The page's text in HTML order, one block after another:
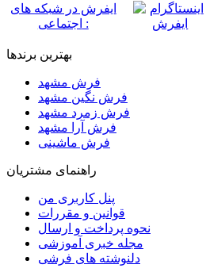
ایفرش در شبکه های
اجتماعی :
بهترین برندها
فرش مشهد
فرش نگین مشهد
فرش زمرد مشهد
فرش آرا مشهد
فرش ماشینی
راهنمای مشتریان
پنل کاربری من
قوانین و مقررات
نحوه پرداخت و ارسال
مجله خبری آموزشی
دلنوشته های فرشی